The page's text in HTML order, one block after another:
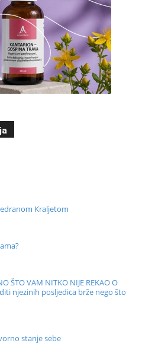
Kraljetom
ŠTO VAM NITKO NIJE REKAO O
njezinih posljedica brže nego što
stanje sebe